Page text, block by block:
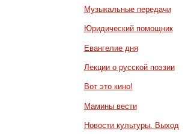
Музыкальные передачи
Юридический помощник
Евангелие дня
Лекции о русской поэзии
Вот это кино!
Мамины вести
Новости культуры. Выход